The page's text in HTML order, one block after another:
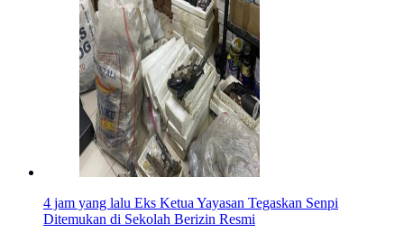
4 jam yang lalu Eks Ketua Yayasan Tegaskan Senpi
Ditemukan di Sekolah Berizin Resmi